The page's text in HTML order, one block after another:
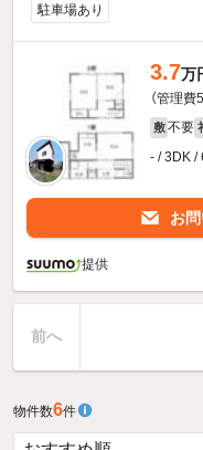
駐車場あり
3.7万
（管理費
敷 不要
- / 3DK /
お
提供
前へ
物件数6件